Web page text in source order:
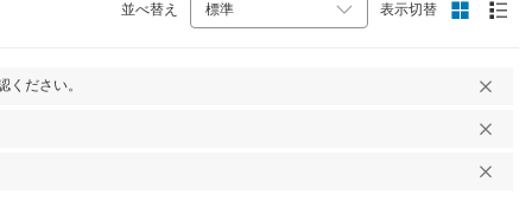
並べ替え 表示切替
ださい。